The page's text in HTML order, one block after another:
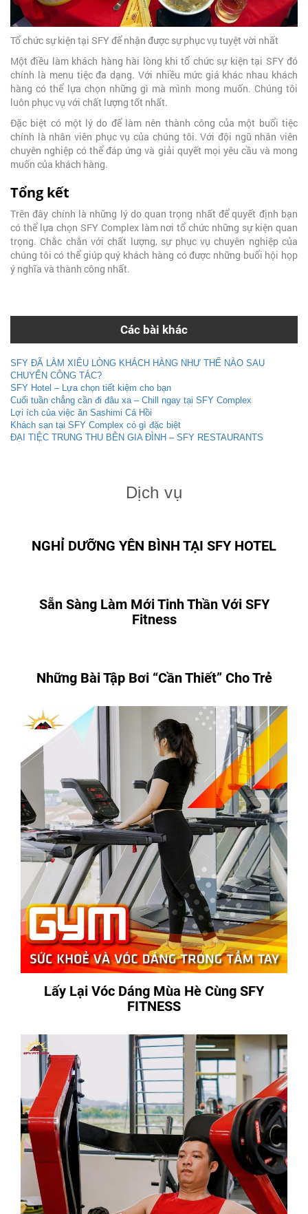
Tổ chức sự kiện tại SFY để nhận được sự phục vụ tuyệt vời nhất
Một điều làm khách hàng hài lòng khi tổ chức sự kiện tại SFY đó
chính là menu tiệc đa dạng. Với nhiều mức giá khác nhau khách
hàng có thể lựa chọn những gì mà mình mong muốn. Chúng tôi
luôn phục vụ với chất lượng tốt nhất.
Đặc biệt có một lý do để làm nên thành công của một buổi tiệc
chính là nhân viên phục vụ của chúng tôi. Với đội ngũ nhân viên
chuyên nghiệp có thể đáp ứng và giải quyết mọi yêu cầu và mong
muốn của khách hàng.
Tổng kết
Trên đây chính là những lý do quan trọng nhất để quyết định bạn
có thể lựa chọn SFY Complex làm nơi tổ chức những sự kiện quan
trọng. Chắc chắn với chất lượng, sự phục vụ chuyên nghiệp của
chúng tôi có thể giúp quý khách hàng có được những buổi hội họp
ý nghĩa và thành công nhất.
Các bài khác
SFY ĐÃ LÀM XIÊU LÒNG KHÁCH HÀNG NHƯ THẾ NÀO SAU
CHUYẾN CÔNG TÁC?
SFY Hotel – Lựa chọn tiết kiệm cho bạn
Cuối tuần chẳng cần đi đâu xa – Chill ngay tại SFY Complex
Lợi ích của việc ăn Sashimi Cá Hồi
Khách sạn tại SFY Complex có gì đặc biệt
ĐẠI TIỆC TRUNG THU BÊN GIA ĐÌNH – SFY RESTAURANTS
Dịch vụ
NGHỈ DƯỠNG YÊN BÌNH TẠI SFY HOTEL
Sẵn Sàng Làm Mới Tinh Thần Với SFY
Fitness
Những Bài Tập Bơi “Cần Thiết” Cho Trẻ
Lấy Lại Vóc Dáng Mùa Hè Cùng SFY
FITNESS